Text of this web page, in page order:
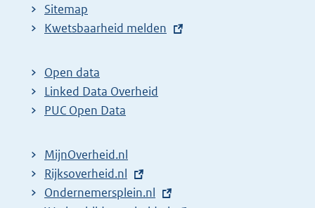
Sitemap
E
t
e
r
l
i
n
Kwetsbaarheid melden
Open data
Linked Data Overheid
PUC Open Data
MijnOverheid.nl
E
x
Rijksoverheid.nl
E
Ondernemersplein.nl